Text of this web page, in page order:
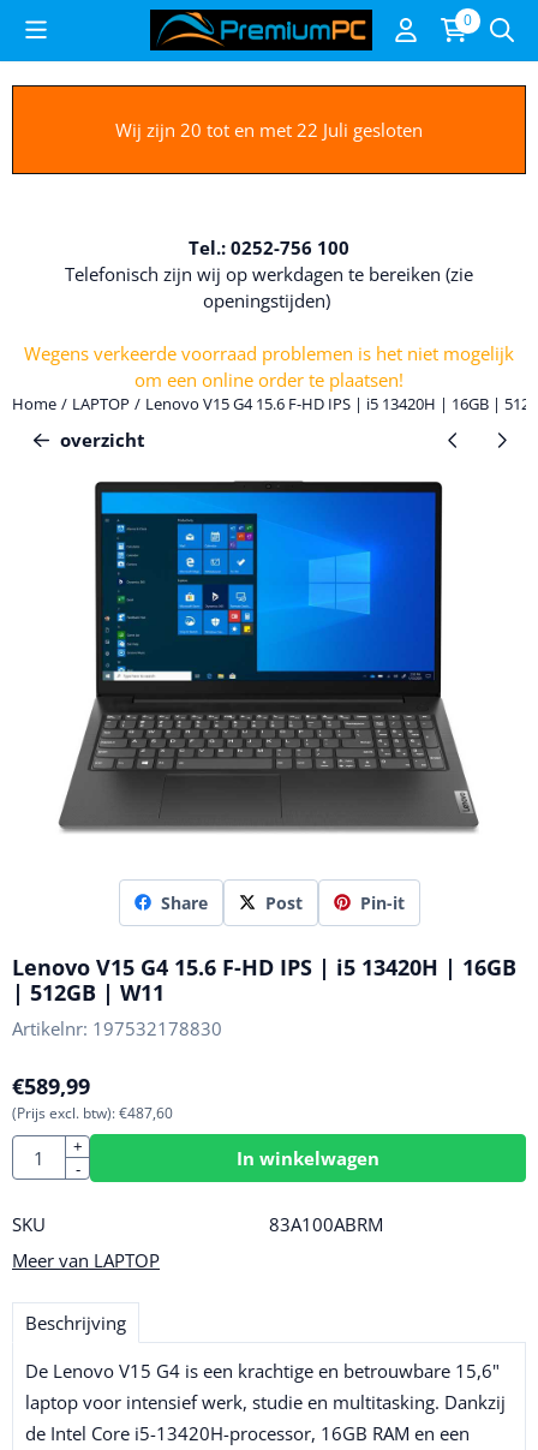
Cookievoorkeuren zijn beschikbaar. Kies instellingen of sta alle
0
Wij zijn 20 tot en met 22 Juli gesloten
Tel.: 0252-756 100
Telefonisch zijn wij op werkdagen te bereiken (zie
openingstijden)
Wegens verkeerde voorraad problemen is het niet mogelijk
om een online order te plaatsen!
Home / LAPTOP / Lenovo V15 G4 15.6 F-HD IPS | i5 13420H | 16GB |
overzicht
Share Post Pin-it
Lenovo V15 G4 15.6 F-HD IPS | i5 13420H | 16GB
| 512GB | W11
Artikelnr: 197532178830
€589,99
(Prijs excl. btw):€487,60
Aantal
+
-
In winkelwagen
SKU
83A100ABRM
Meer van LAPTOP
Beschrijving
De Lenovo V15 G4 is een krachtige en betrouwbare 15,6"
laptop voor intensief werk, studie en multitasking. Dankzij
de Intel Core i5-13420H-processor, 16GB RAM en een